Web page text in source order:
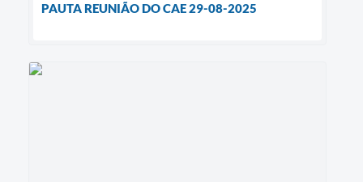
PAUTA REUNIÃO DO CAE 29-08-2025